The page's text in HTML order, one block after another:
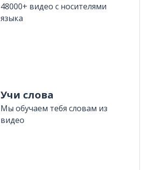
48000+ видео с носителями
языка
Учи слова
Мы обучаем тебя словам из
видео